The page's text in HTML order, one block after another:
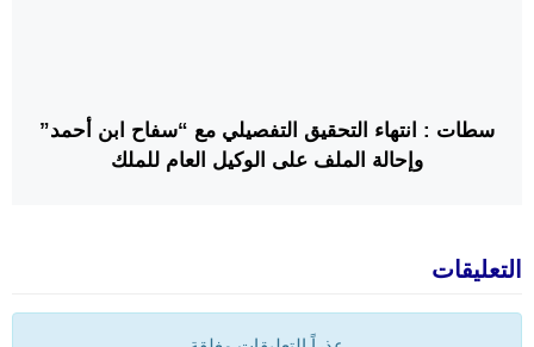
سطات : انتهاء التحقيق التفصيلي مع “سفاح ابن أحمد”
وإحالة الملف على الوكيل العام للملك
التعليقات